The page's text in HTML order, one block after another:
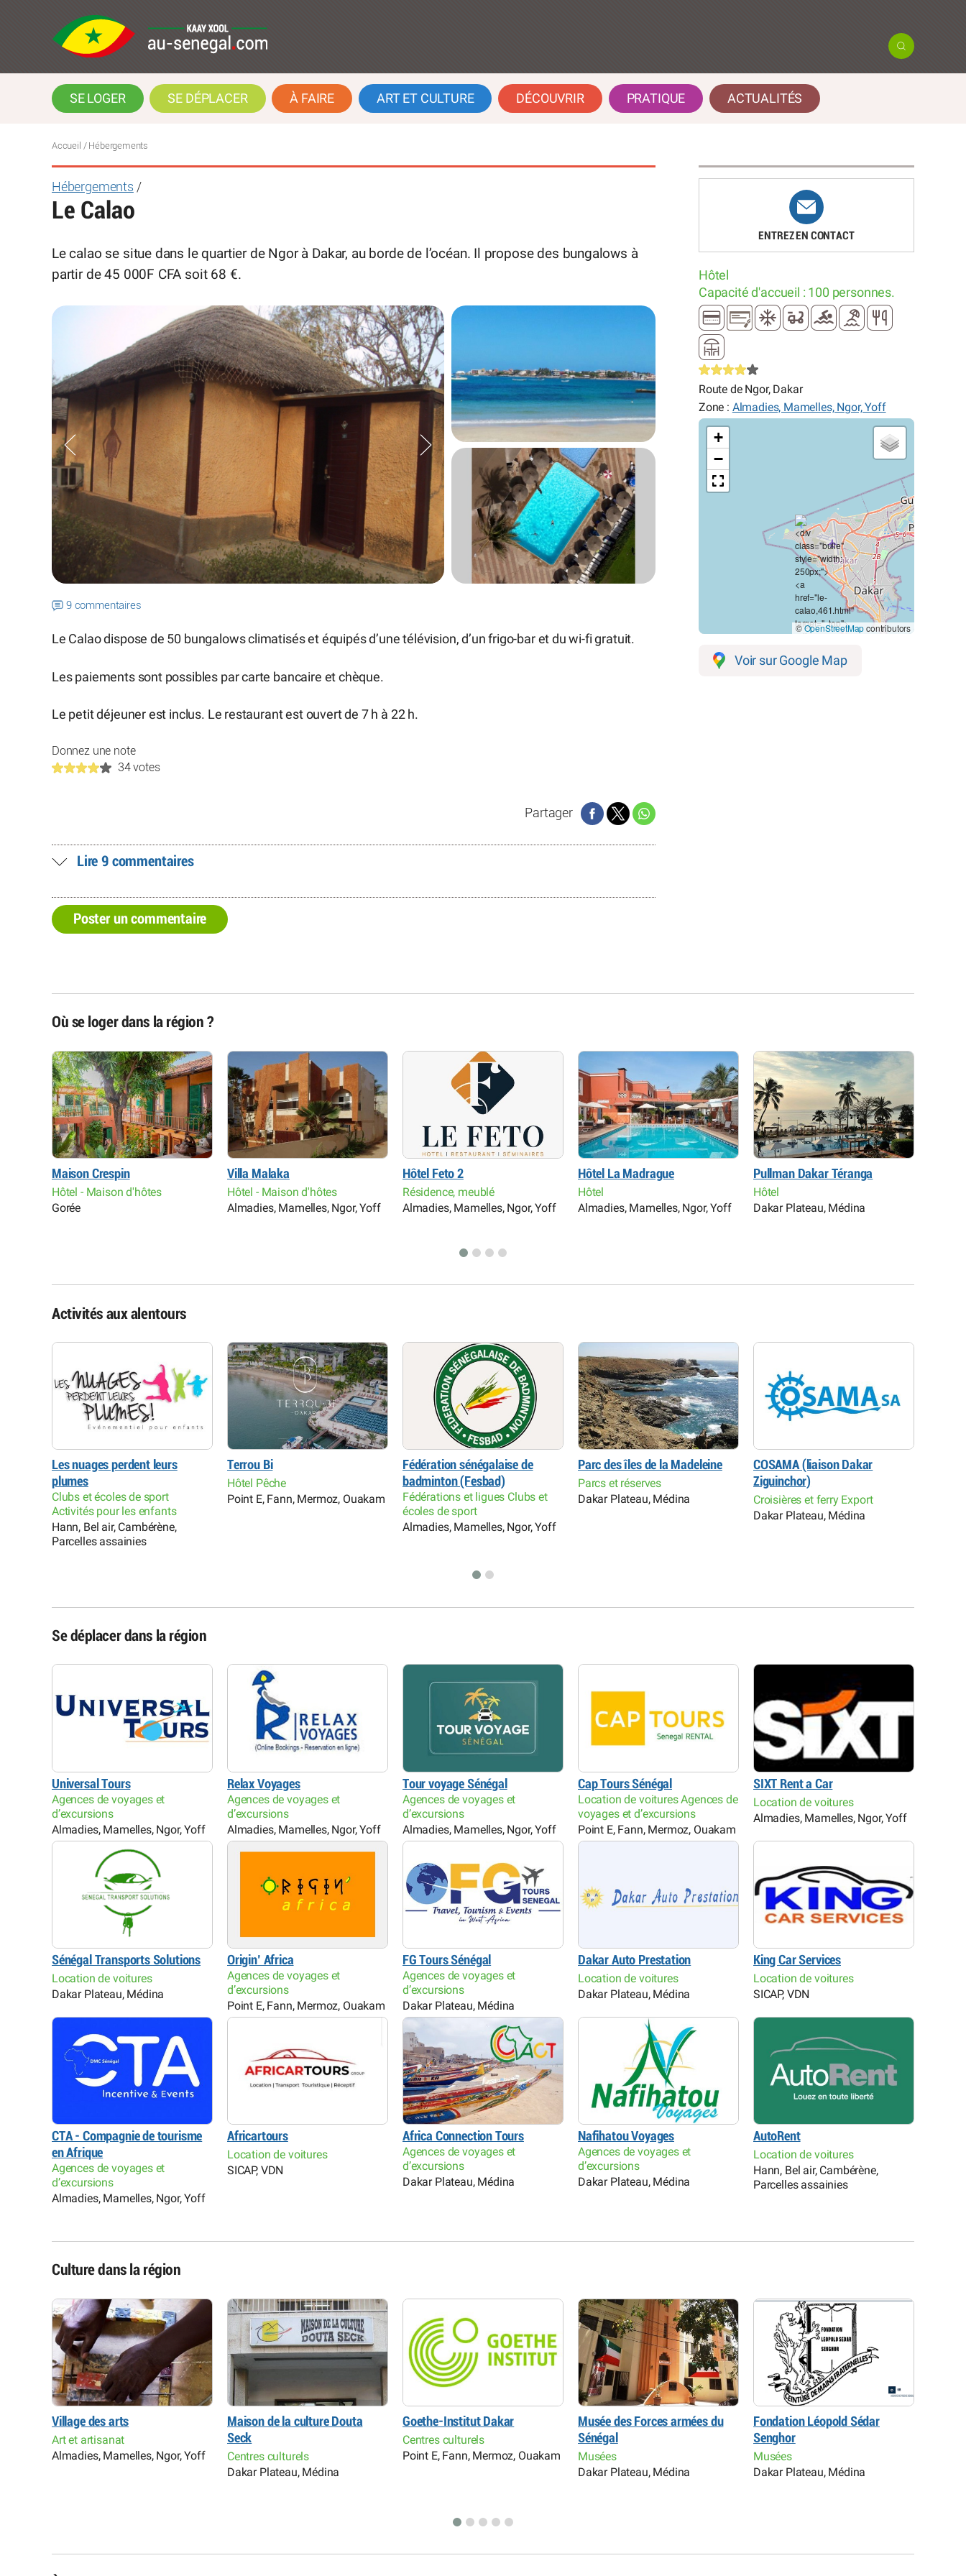
SE LOGER SE DÉPLACER À FAIRE ART ET CULTURE DÉCOUVRIR PRATIQUE ACTUALITÉS
Accueil / Hébergements
Hébergements /
Le Calao
Le calao se situe dans le quartier de Ngor à Dakar, au borde de l’océan. Il propose des bungalows à
partir de 45 000F CFA soit 68 €.
9 commentaires
Le Calao dispose de 50 bungalows climatisés et équipés d’une télévision, d’un frigo-bar et du wi-fi gratuit.
Les paiements sont possibles par carte bancaire et chèque.
Le petit déjeuner est inclus. Le restaurant est ouvert de 7 h à 22 h.
Donnez une note
34 votes
Partager
Lire 9 commentaires
Poster un commentaire
ENTREZ EN CONTACT
Hôtel
Capacité d'accueil : 100 personnes.
Route de Ngor, Dakar
Zone : Almadies, Mamelles, Ngor, Yoff
+
−
©OpenStreetMapcontributors
Voir sur Google Map
Où se loger dans la région ?
Maison Crespin
Hôtel - Maison d'hôtes
Gorée
Villa Malaka
Hôtel - Maison d'hôtes
Almadies, Mamelles, Ngor, Yoff
Hôtel Feto 2
Résidence, meublé
Almadies, Mamelles, Ngor, Yoff
Hôtel La Madrague
Hôtel
Almadies, Mamelles, Ngor, Yoff
Pullman Dakar Téranga
Hôtel
Dakar Plateau, Médina
Activités aux alentours
Les nuages perdent leurs
plumes
Clubs et écoles de sport
Activités pour les enfants
Hann, Bel air, Cambérène,
Parcelles assainies
Terrou Bi
Hôtel Pêche
Point E, Fann, Mermoz, Ouakam
Fédération sénégalaise de
badminton (Fesbad)
Fédérations et ligues Clubs et
écoles de sport
Almadies, Mamelles, Ngor, Yoff
Parc des îles de la Madeleine
Parcs et réserves
Dakar Plateau, Médina
COSAMA (liaison Dakar
Ziguinchor)
Croisières et ferry Export
Dakar Plateau, Médina
Se déplacer dans la région
Universal Tours
Agences de voyages et
d’excursions
Almadies, Mamelles, Ngor, Yoff
Relax Voyages
Agences de voyages et
d’excursions
Almadies, Mamelles, Ngor, Yoff
Tour voyage Sénégal
Agences de voyages et
d’excursions
Almadies, Mamelles, Ngor, Yoff
Cap Tours Sénégal
Location de voitures Agences de
voyages et d’excursions
Point E, Fann, Mermoz, Ouakam
SIXT Rent a Car
Location de voitures
Almadies, Mamelles, Ngor, Yoff
Sénégal Transports Solutions
Location de voitures
Dakar Plateau, Médina
Origin’ Africa
Agences de voyages et
d’excursions
Point E, Fann, Mermoz, Ouakam
FG Tours Sénégal
Agences de voyages et
d’excursions
Dakar Plateau, Médina
Dakar Auto Prestation
Location de voitures
Dakar Plateau, Médina
King Car Services
Location de voitures
SICAP, VDN
CTA - Compagnie de tourisme
en Afrique
Agences de voyages et
d’excursions
Almadies, Mamelles, Ngor, Yoff
Africartours
Location de voitures
SICAP, VDN
Africa Connection Tours
Agences de voyages et
d’excursions
Dakar Plateau, Médina
Nafihatou Voyages
Agences de voyages et
d’excursions
Dakar Plateau, Médina
AutoRent
Location de voitures
Hann, Bel air, Cambérène,
Parcelles assainies
Culture dans la région
Village des arts
Art et artisanat
Almadies, Mamelles, Ngor, Yoff
Maison de la culture Douta
Seck
Centres culturels
Dakar Plateau, Médina
Goethe-Institut Dakar
Centres culturels
Point E, Fann, Mermoz, Ouakam
Musée des Forces armées du
Sénégal
Musées
Dakar Plateau, Médina
Fondation Léopold Sédar
Senghor
Musées
Dakar Plateau, Médina